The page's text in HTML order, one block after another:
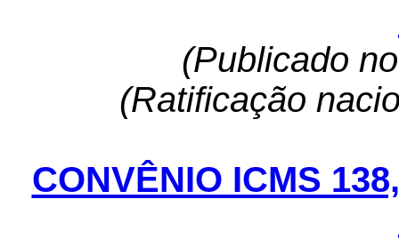
(Publicado
(Ratificação
CONVÊNIO ICMS